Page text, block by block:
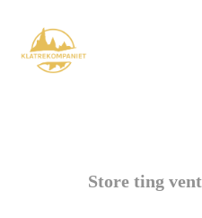
Store ting